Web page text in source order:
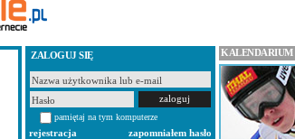
ZALOGUJ SIĘ
pamiętaj na tym komputerze
rejestracja
zapomniałem hasło
KALENDARIUM